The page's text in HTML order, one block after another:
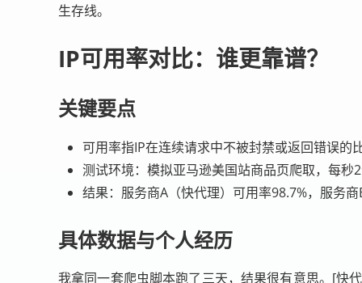
生存线。
IP可用率对比：谁更靠谱？
关键要点
可用率指IP在连续请求中不被封禁或返回错误的
测试环境：模拟亚马逊美国站商品页爬取，每秒
结果：服务商A（快代理）可用率98.7%，服务
具体数据与个人经历
我拿同一套爬虫脚本跑了三天，结果很有意思。[快